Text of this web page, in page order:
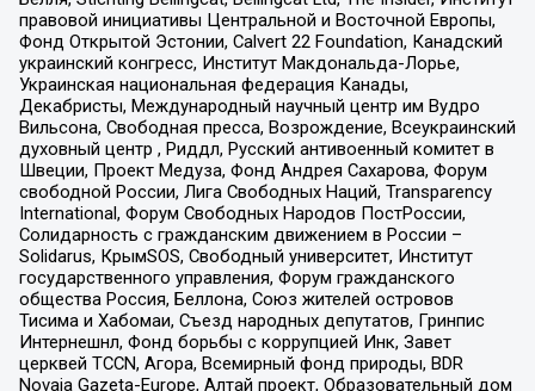
правовой инициативы Центральной и Восточной Европы,
Фонд Открытой Эстонии, Calvert 22 Foundation, Канадский
украинский конгресс, Институт Макдональда-Лорье,
Украинская национальная федерация Канады,
Декабристы, Международный научный центр им Вудро
Вильсона, Свободная пресса, Возрождение, Всеукраинский
духовный центр , Риддл, Русский антивоенный комитет в
Швеции, Проект Медуза, Фонд Андрея Сахарова, Форум
свободной России, Лига Свободных Наций, Transparеncy
International, Форум Свободных Народов ПостРоссии,
Солидарность с гражданским движением в России –
Solidarus, КрымSOS, Свободный университет, Институт
государственного управления, Форум гражданского
общества Россия, Беллона, Союз жителей островов
Тисима и Хабомаи, Съезд народных депутатов, Гринпис
Интернешнл, Фонд борьбы с коррупцией Инк, Завет
церквей TCCN, Агора, Всемирный фонд природы, BDR
Novaja Gazeta-Europe, Алтай проект, Образовательный дом